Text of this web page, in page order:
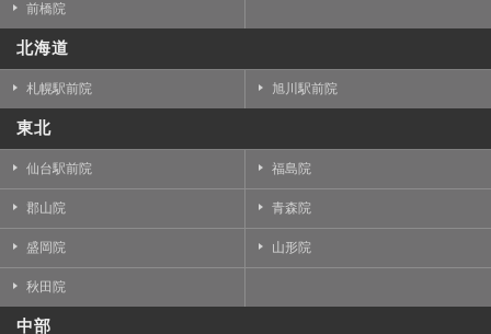
前橋院
北海道
札幌駅前院 旭川駅前院
東北
仙台駅前院 福島院
郡山院 青森院
盛岡院 山形院
秋田院
中部